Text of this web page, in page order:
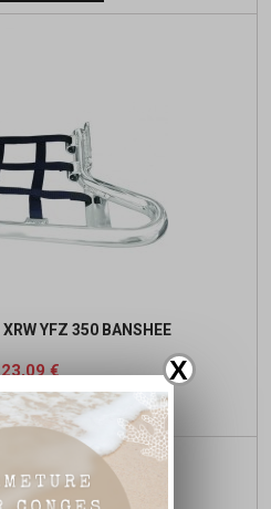
X
XRW YFZ 350 BANSHEE
€Prix
de
base
du produit